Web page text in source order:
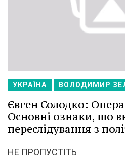
УКРАЇНА ВОЛОДИМИР
Євген Солодко:
Основні ознаки, що
переслідування з
НЕ ПРОПУСТІТЬ